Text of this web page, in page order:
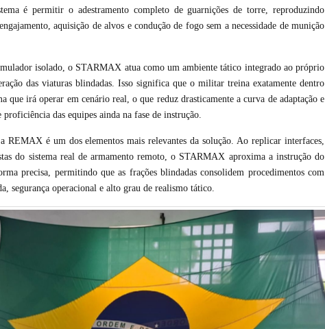
é permitir o adestramento completo de guarnições de torre, reproduzindo
aquisição de alvos e condução de fogo sem a necessidade de munição
isolado, o STARMAX atua como um ambiente tático integrado ao próprio
das viaturas blindadas. Isso significa que o militar treina exatamente dentro
que irá operar em cenário real, o que reduz drasticamente a curva de adaptação e
das equipes ainda na fase de instrução.
REMAX é um dos elementos mais relevantes da solução. Ao replicar interfaces,
do sistema real de armamento remoto, o STARMAX aproxima a instrução do
precisa, permitindo que as frações blindadas consolidem procedimentos com
segurança operacional e alto grau de realismo tático.